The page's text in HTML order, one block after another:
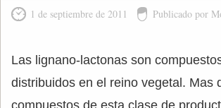
1 de septiembre de 2011 Publicado por
Las lignano-lactonas son
distribuidos en el reino vegetal. Mas
compuestos de esta clase de